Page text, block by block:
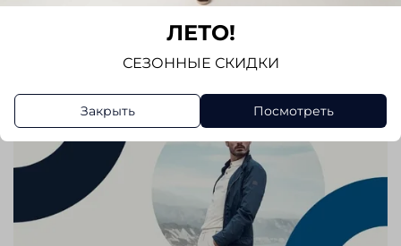
ЛЕТО!
СЕЗОННЫЕ СКИДКИ
Закрыть Посмотреть